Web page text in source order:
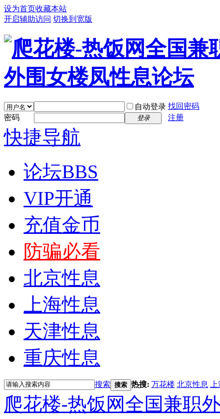
设为首页收藏本站
开启辅助访问 切换到宽版
自动登录 找回密码
密码
登录 注册
快捷导航
论坛BBS
VIP开通
充值金币
防骗必看
北京性息
上海性息
天津性息
重庆性息
搜索 搜索 热搜: 万花楼 北京性息
爬花楼-热饭网全国兼职